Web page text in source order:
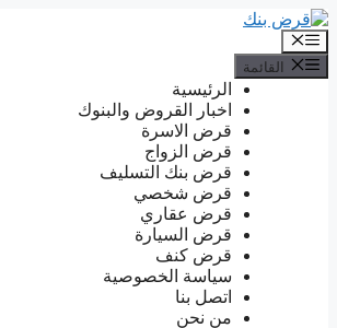
انتقل
إلى
المحتوى
القائمة
القائمة
الرئيسية
اخبار القروض والبنوك
قرض الاسرة
قرض الزواج
قرض بنك التسليف
قرض شخصي
قرض عقاري
قرض السيارة
قرض كنف
سياسة الخصوصية
اتصل بنا
من نحن